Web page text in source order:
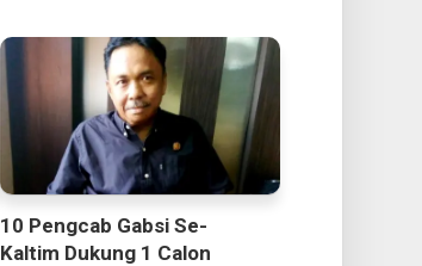
10 Pengcab Gabsi Se-
Kaltim Dukung 1 Calon